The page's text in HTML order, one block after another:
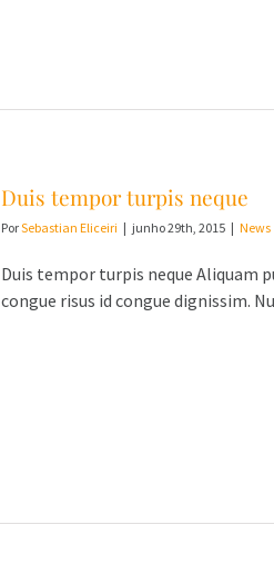
Duis tempor turpis neque
PorSebastian Eliceiri | junho 29th, 2015 | News
Duis tempor turpis neque Aliquam
congue risus id congue dignissim.